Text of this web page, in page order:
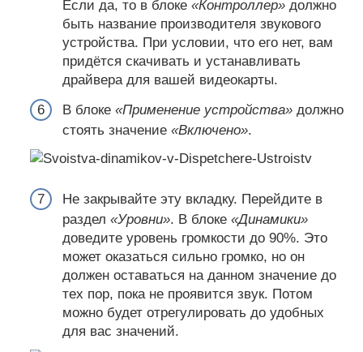
Если да, то в блоке «Контроллер» должно
быть название производителя звукового
устройства. При условии, что его нет, вам
придётся скачивать и устанавливать
драйвера для вашей видеокарты.
В блоке «Применение устройства» должно
стоять значение «Включено».
Не закрывайте эту вкладку. Перейдите в
раздел «Уровни». В блоке «Динамики»
доведите уровень громкости до 90%. Это
может оказаться сильно громко, но он
должен оставаться на данном значение до
тех пор, пока не проявится звук. Потом
можно будет отрегулировать до удобных
для вас значений.